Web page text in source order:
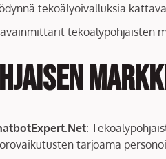
tekoälyoivalluksia
tekoälypohjaisten
:
tarjoama